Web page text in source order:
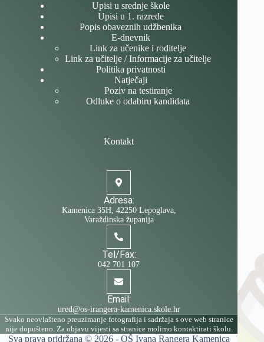
Upisi u srednje škole
Upisi u 1. razrede
Popis obaveznih udžbenika
E-dnevnik
Link za učenike i roditelje
Link za učitelje / Informacije za učitelje
Politika privatnosti
Natječaji
Poziv na testiranje
Odluke o odabiru kandidata
Kontakt
Adresa:
Kamenica 35H, 42250 Lepoglava,
Varaždinska županija
Tel/Fax:
042 701 107
Email:
ured@os-irangera-kamenica.skole.hr
Svako neovlašteno preuzimanje fotografija i sadržaja s ove web stranice
nije dopušteno. Za objavu vijesti sa stranice molimo kontaktirati školu.
Sva prava pridržana © 2026 - OŠ Ivana Rangera Kamenica